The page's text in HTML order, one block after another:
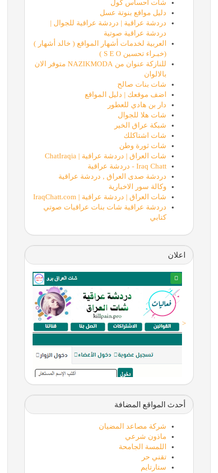
شات احساس كول
دليل مواقع بنوتة عسل
دردشة عراقية | دردشة عراقية للجوال |
دردشة عراقية صوتية
العربية لخدمات أشهار المواقع ( خالد أشهار )
(خبـراء تحسين S E O )
للنازكة عنوان من NAZIKMODA متوفر الان
بالالوان
شات بنات صالح
اضف موقعك | دليل المواقع
دار بن هادي للعطور
شات هلا للجوال
شبكة عراق الخير
شات اشتاكلك
شات ثورة وطن
شات العراق | دردشة عراقية | ChatIraqia
Iraq Chatt - دردشة عراقية
دردشة صدى العراق , دردشة عراقية
وكالة سور الاخبارية
شات العراق | دردشة عراقية | IraqChatt.com
دردشة عراقية شات بنات عراقيات صوتي
كتابي
اعلان
<
أحدث المواقع المضافة
شركة مصاعد المضيان
ماذون شرعي
اللمسة الجامحة
تقني حر
ستارتايم